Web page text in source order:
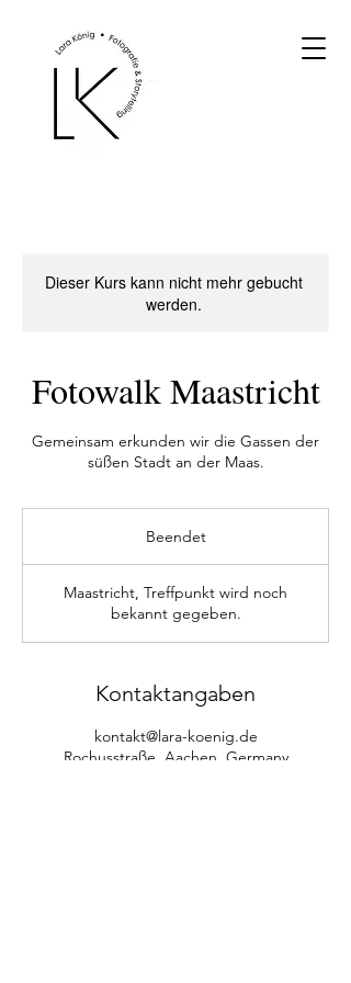
Dieser Kurs kann nicht mehr gebucht
werden.
Fotowalk Maastricht
Gemeinsam erkunden wir die Gassen der
süßen Stadt an der Maas.
BeendetB
n
d
e
Maastricht, Treffpunkt wird noch
bekannt gegeben.
Kontaktangaben
kontakt@lara-koenig.de
Rochusstraße, Aachen, Germany